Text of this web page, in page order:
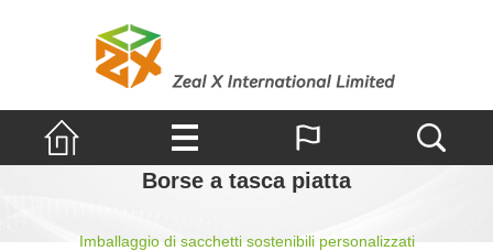
Borse a tasca piatta
Imballaggio di sacchetti sostenibili personalizzati